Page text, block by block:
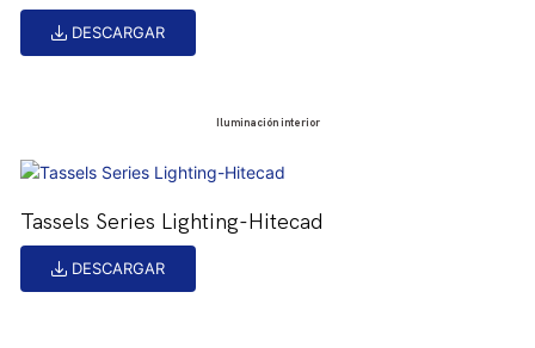
DESCARGAR
Iluminación interior
Tassels Series Lighting-Hitecad
DESCARGAR